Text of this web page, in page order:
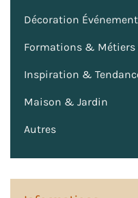
Décoration
Formations & Métiers
Inspiration &
Maison & Jardin
Autres